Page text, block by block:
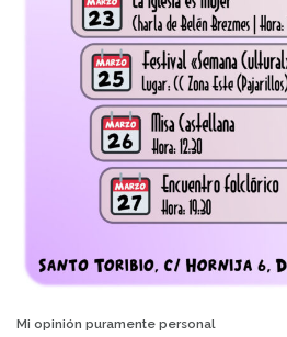
Mi opinión puramente personal